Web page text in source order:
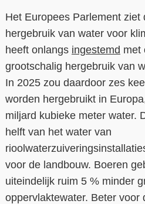
Het Europees Parlement ziet
hergebruik van water voor
heeft onlangs ingestemd met
grootschalig hergebruik van
In 2025 zou daardoor zes
worden hergebruikt in
miljard kubieke meter water.
helft van het water van
voor de landbouw. Boeren
uiteindelijk ruim 5 % minder
oppervlaktewater. Beter voor